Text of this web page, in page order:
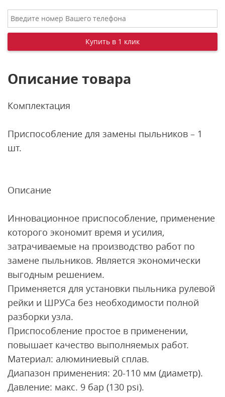
Описание товара
Комплектация
Приспособление для замены пыльников – 1
шт.
Описание
Инновационное приспособление, применение
которого экономит время и усилия,
затрачиваемые на производство работ по
замене пыльников. Является экономически
выгодным решением.
Применяется для установки пыльника рулевой
рейки и ШРУСа без необходимости полной
разборки узла.
Приспособление простое в применении,
повышает качество выполняемых работ.
Материал: алюминиевый сплав.
Диапазон применения: 20-110 мм (диаметр).
Давление: макс. 9 бар (130 psi).